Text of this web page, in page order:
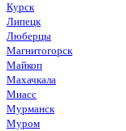
Курск
Липецк
Люберцы
Магнитогорск
Майкоп
Махачкала
Миасс
Мурманск
Муром